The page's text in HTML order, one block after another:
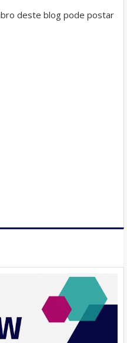
deste blog pode postar